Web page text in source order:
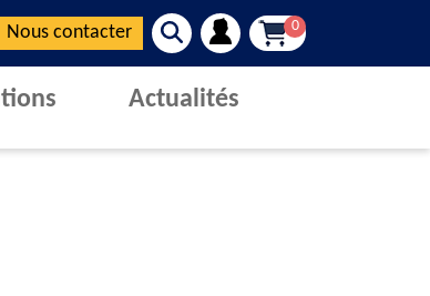
Nous contacter 0
Actualités